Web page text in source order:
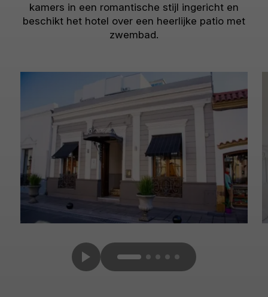
kamers in een romantische stijl ingericht en
beschikt het hotel over een heerlijke patio met
zwembad.